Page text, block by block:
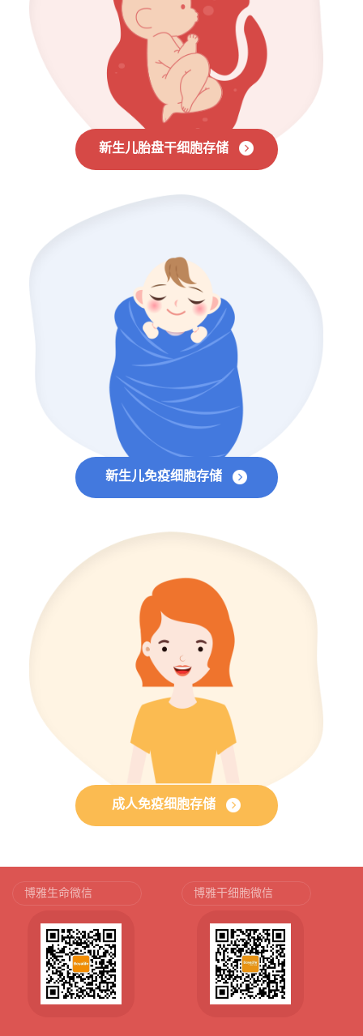
新生儿胎盘干细胞存储
新生儿免疫细胞存储
成人免疫细胞存储
博雅生命微信 博雅干细胞微信